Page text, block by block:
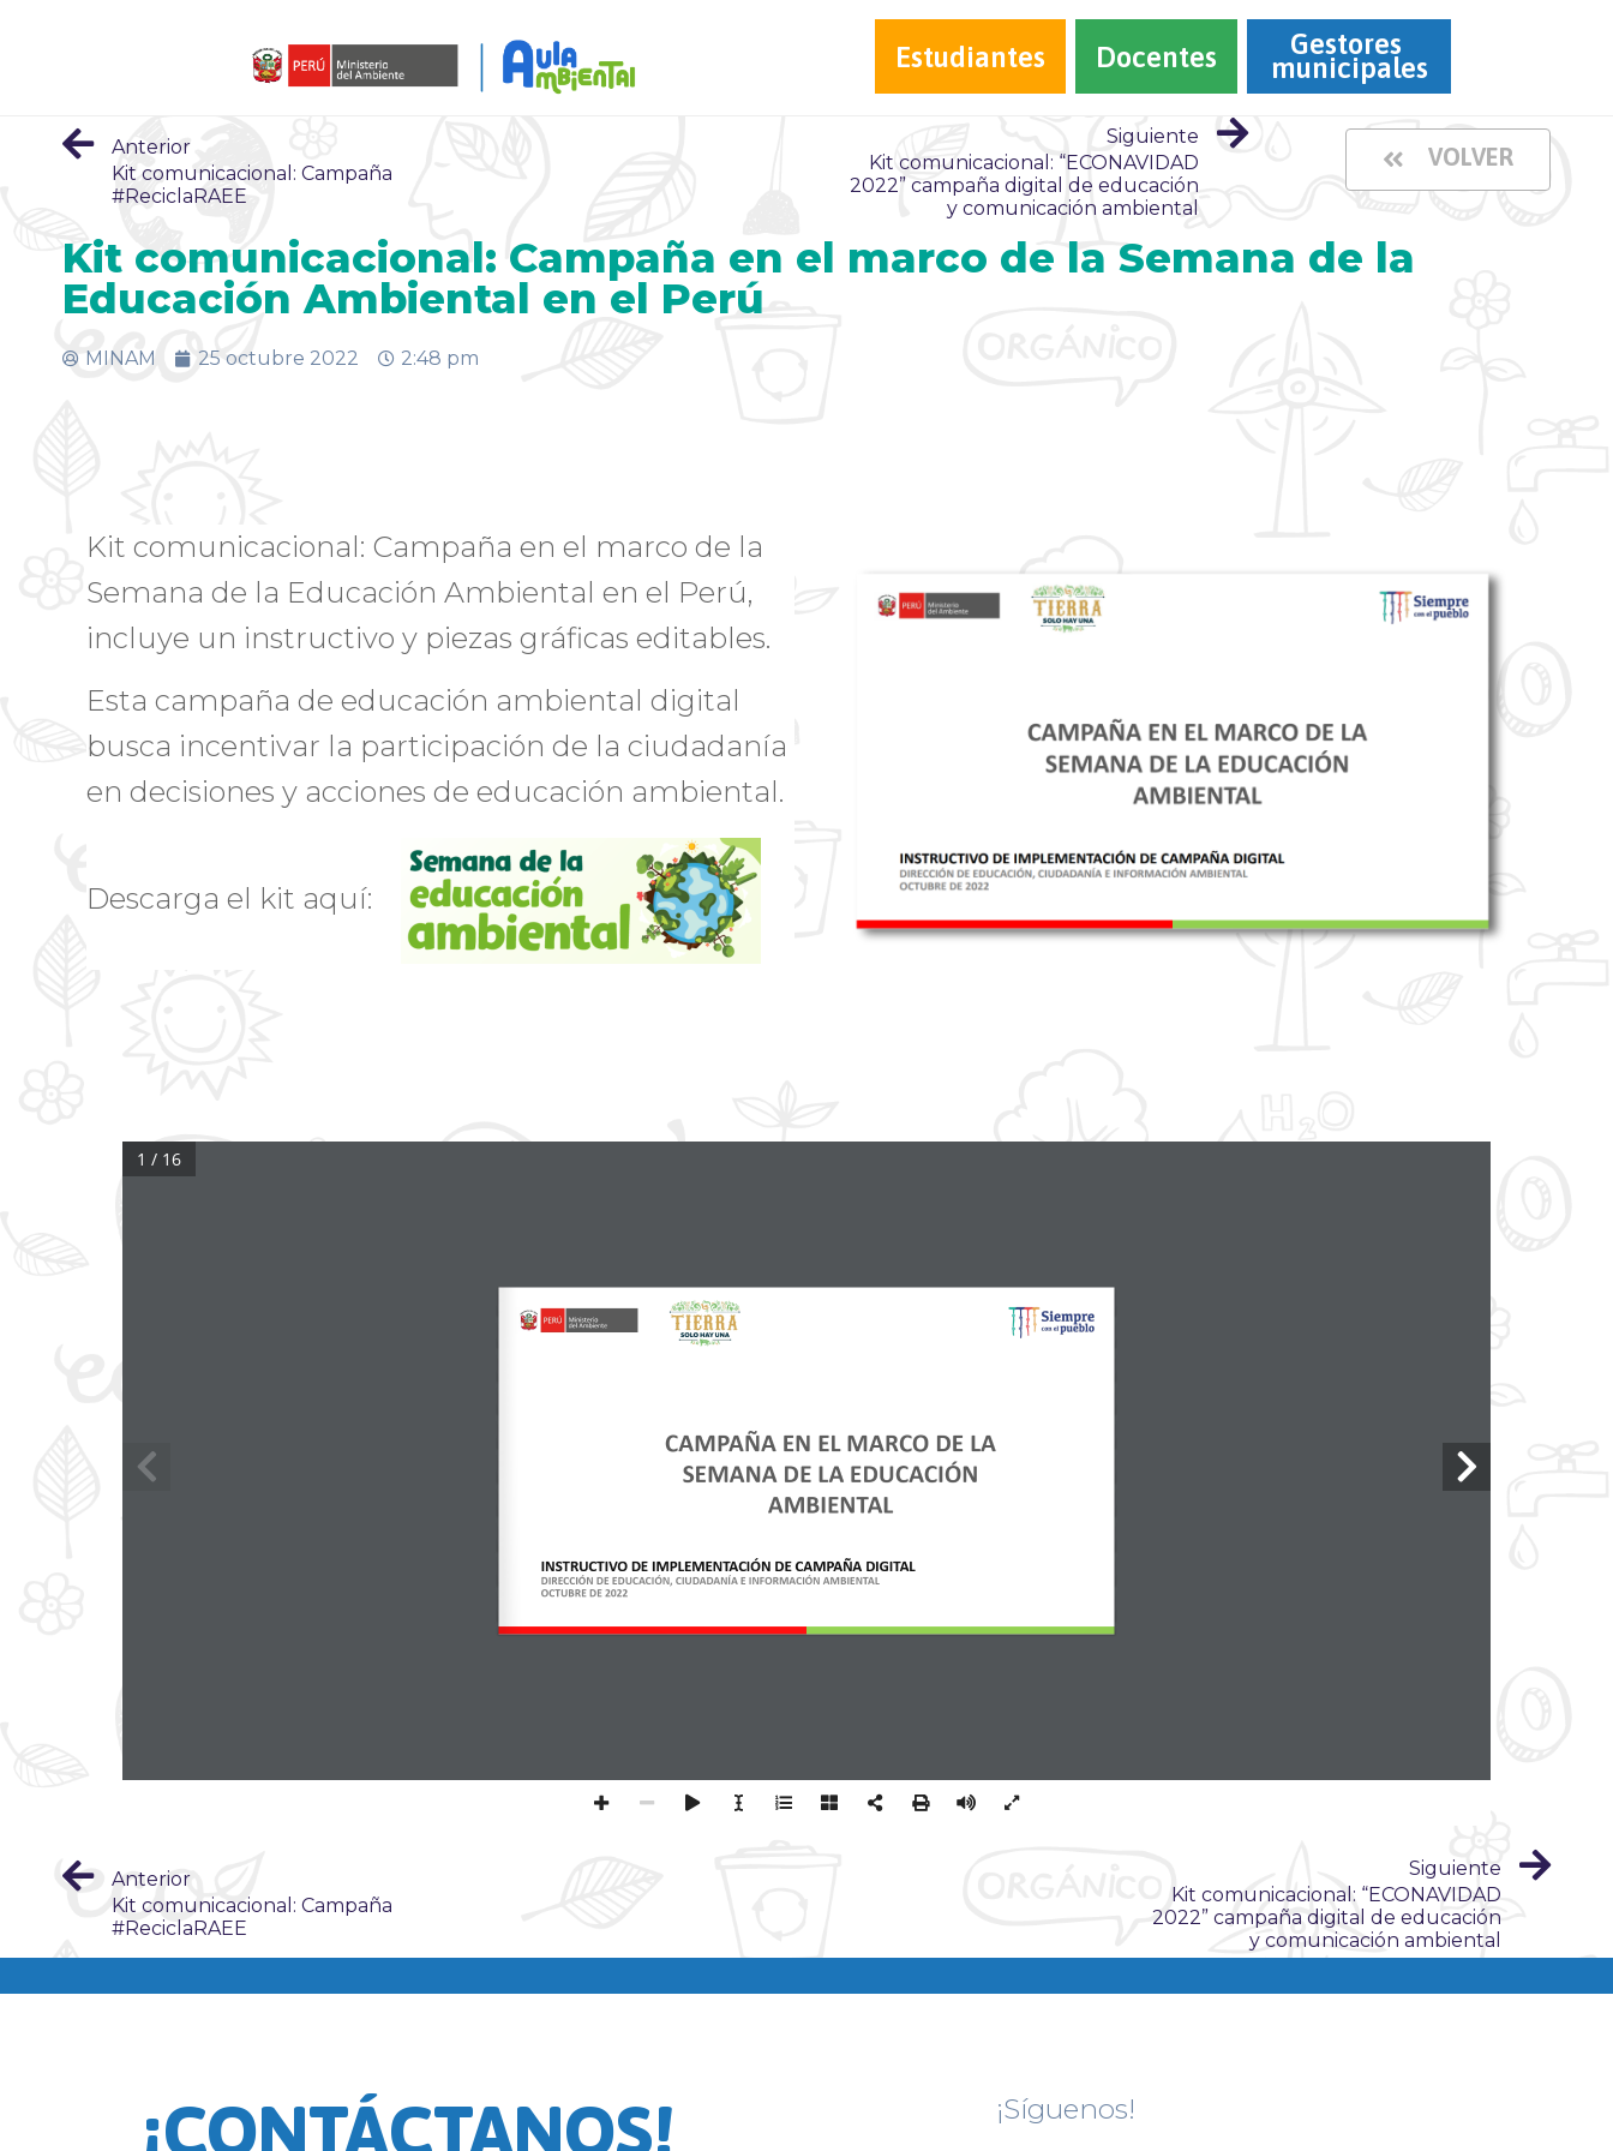
Estudiantes Docentes Gestores
municipales
Anterior
Kit comunicacional: Campaña
#ReciclaRAEE
Siguiente
Kit comunicacional: “ECONAVIDAD
2022” campaña digital de educación
y comunicación ambiental
VOLVER
Kit comunicacional: Campaña en el marco de la Semana de la
Educación Ambiental en el Perú
MINAM 25 octubre 2022 2:48 pm
Kit comunicacional: Campaña en el marco de la
Semana de la Educación Ambiental en el Perú,
incluye un instructivo y piezas gráficas editables.
Esta campaña de educación ambiental digital
busca incentivar la participación de la ciudadanía
en decisiones y acciones de educación ambiental.
Descarga el kit aquí:
CAMPAÑA EN EL MARCO DE LA
SEMANA DE LA EDUCACIÓN
AMBIENTAL
INSTRUCTIVO DE IMPLEMENTACIÓN DE CAMPAÑA DIGITAL
DIRECCIÓN DE EDUCACIÓN, CIUDADANÍA E INFORMACIÓN AMBIENTAL
OCTUBRE DE 2022
1 / 16
Anterior
Kit comunicacional: Campaña
#ReciclaRAEE
Siguiente
Kit comunicacional: “ECONAVIDAD
2022” campaña digital de educación
y comunicación ambiental
¡CONTÁCTANOS! ¡Síguenos!